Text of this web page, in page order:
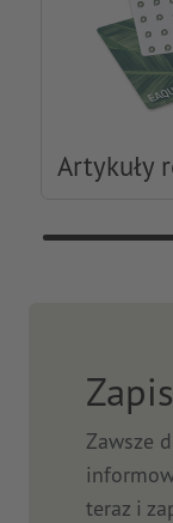
Artykuły
Zawsze
teraz i